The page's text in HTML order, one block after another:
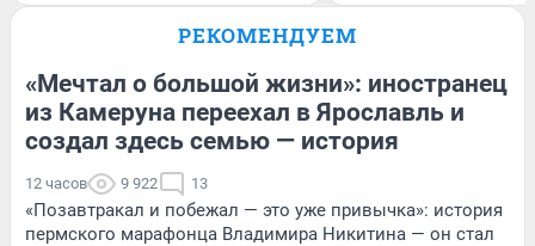
РЕКОМЕНДУЕМ
«Мечтал о большой жизни»: иностранец
из Камеруна переехал в Ярославль и
создал здесь семью — история
12 часов 9 922 13
«Позавтракал и побежал — это уже привычка»: история
пермского марафонца Владимира Никитина — он стал